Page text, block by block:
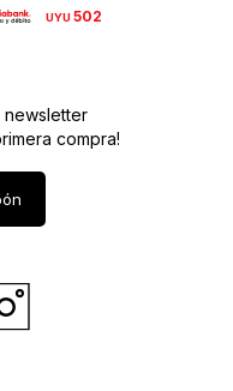
UYU502
newsletter
compra!